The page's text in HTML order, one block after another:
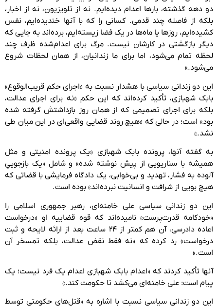
دو دهه گذشته، بارها اعدام دیده‌ایم. نه از تلویزیون، نه از اخبار،
بلکه از فاصله چند قدمی. کسانی را که با آنها خندیده‌ایم، نفس
کشیده‌ایم، روزها یا ماه‌ها در یک فضا زیسته‌ایم، برده‌اند به جایی که
دیگر بازگشتی در کارشان نیست. مرگ برای اعدام‌شده ظرف چند
لحظه تمام می‌شود، اما برای ما زندانیان، از همان لحظات شروع
می‌شود.»
این دو زندانی سیاسی با هشدار نسبت به «اجرای حکم قریب‌الوقوع»
بابک شهبازی، تأکید کرده‌اند که این حکم «نه برای اجرای عدالت،
بلکه برای اجرای تصمیمی که از همان روز بازداشتش گرفته شده
بود» است؛ در حالی که «هیچ روند قضایی واقعی‌ای در این میان طی
نشد.»
به گفته آنها، پرونده بابک شهبازی «یک پرونده‌ امنیتی و مثل
همیشه با سناریویی از پیش‌ نوشته‌ شده» و شامل «یک بازجوییِ
آلوده به فشار، تهدید و بی‌خوابی، یک دادگاه فرمایشی با قضاتی که
هیچ بویی از شرافت و انسانیت نبرده‌اند» بوده است.
این دو زندانی سیاسی علی خامنه‌ای، رهبر جمهوری اسلامی را
«خودکامه قدرت‌پرست» نامیده‌اند که قوه قضاییه او «درخواست
اعاده دادرسی، آن هم کمتر از ۲۴ ساعت بعد از ارائه لایحه و ثبت
درخواست» رد کرده که «نه فقط نقض عدالت، بلکه تمسخر آن
است.»
آنها تأکید کردند که «اعدام بابک شهبازی اعدام یک فرد نیست؛ یک
پیام است: علی خامنه‌ای می‌کشد تا حکومت کند.»
این دو زندانی سیاسی نسبت با اشاره به «قتل‌های حکومتی توسط